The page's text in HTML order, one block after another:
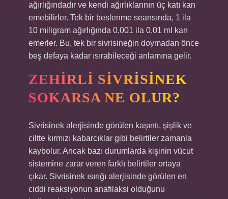
ağırlığındadır ve kendi ağırlıklarının üç katı kan
emebilirler. Tek bir beslenme seansında, 1 ila
10 miligram ağırlığında 0,001 ila 0,01 ml kan
emerler. Bu, tek bir sivrisineğin doymadan önce
beş defaya kadar ısırabileceği anlamına gelir.
ZEHIRLI SIVRISINEK
SOKARSA NE OLUR?
Sivrisinek alerjisinde görülen kaşıntı, şişlik ve
ciltte kırmızı kabarcıklar gibi belirtiler zamanla
kaybolur. Ancak bazı durumlarda kişinin vücut
sistemine zarar veren farklı belirtiler ortaya
çıkar. Sivrisinek ısırığı alerjisinde görülen en
ciddi reaksiyonun anafilaksi olduğunu